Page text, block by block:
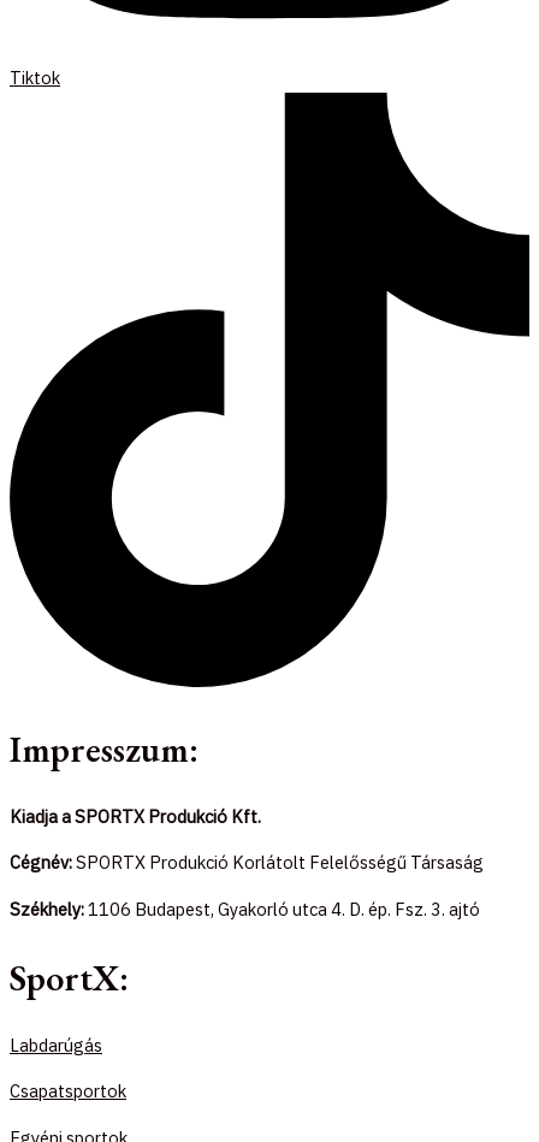
Tiktok
Impresszum:
Kiadja a SPORTX Produkció Kft.
Cégnév:SPORTX Produkció Korlátolt Felelősségű Társaság
Székhely:1106 Budapest, Gyakorló utca 4. D. ép. Fsz. 3. ajtó
SportX:
Labdarúgás
Csapatsportok